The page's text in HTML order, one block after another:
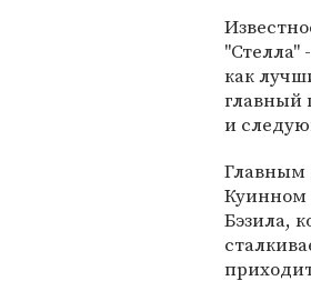
"Стелла"
как
главный
и
Главным
Куинном
Бэзила,